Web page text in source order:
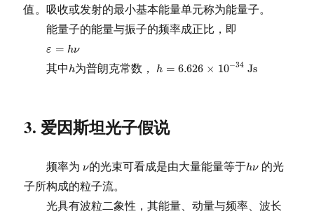
值。吸收或发射的最小基本能量单元称为能量子。
能量子的能量与振子的频率成正比，即
ε = hν
ε ν
其中h
h为普朗克常数， h = 6.626 × 10−34 Js
h 6.626×10 34Js
3. 爱因斯坦光子假说
频率为 ν
ν的光束可看成是由大量能量等于hν
hν的光
子所构成的粒子流。
光具有波粒二象性，其能量、动量与频率、波长